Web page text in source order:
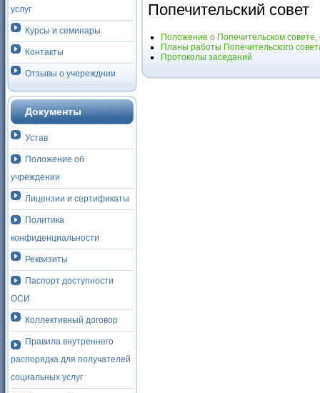
услуг
Курсы и семинары
Контакты
Отзывы о учережднии
Документы
Устав
Положение об
учреждении
Лицензии и сертификаты
Политика
конфиденциальности
Реквизиты
Паспорт доступности
ОСИ
Коллективный договор
Правила внутреннего
распорядка для получателей
социальных услуг
сообщите о
ней!
Попечительский совет
Положение о Попечительском совете,
Планы работы Попечительского
Протоколы заседаний